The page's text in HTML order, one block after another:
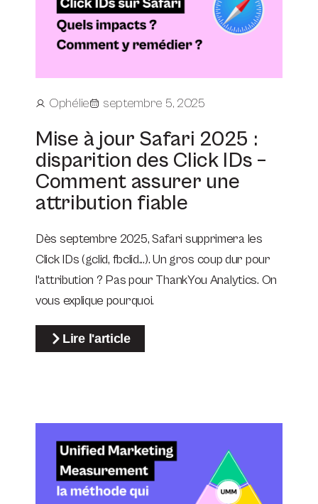
Ophélie septembre 5, 2025
Mise à jour Safari 2025 :
disparition des Click IDs –
Comment assurer une
attribution fiable
Dès septembre 2025, Safari supprimera les
Click IDs (gclid, fbclid...). Un gros coup dur pour
l'attribution ? Pas pour ThankYou Analytics. On
vous explique pourquoi.
Lire l'article